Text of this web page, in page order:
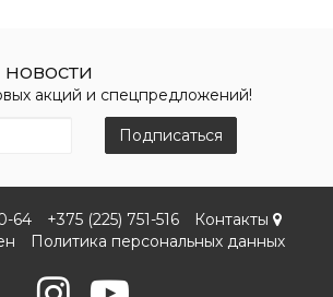
акций и спецпредложений!
Подписаться
64 +375 (225) 751-516
Контакты
Политика персональных данных